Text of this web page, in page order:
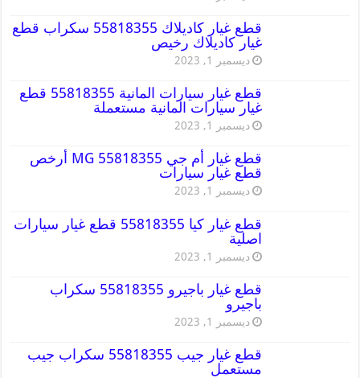
قطع غيار كاديلاك 55818355 سكراب قطع
غيار كاديلاك رخيص
ديسمبر 1, 2023
قطع غيار سيارات المانية 55818355 قطع
غيار سيارات المانية مستعملة
ديسمبر 1, 2023
قطع غيار أم جي MG 55818355 أرخص
قطع غيار سيارات
ديسمبر 1, 2023
قطع غيار كيا 55818355 قطع غيار سيارات
اصلية
ديسمبر 1, 2023
قطع غيار باجيرو 55818355 سكراب
باجيرو
ديسمبر 1, 2023
قطع غيار جيب 55818355 سكراب جيب
مستعمل